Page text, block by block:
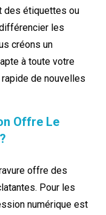
des étiquettes ou
les
créons un
à toute votre
de nouvelles
Offre Le
offre des
Pour les
numérique est